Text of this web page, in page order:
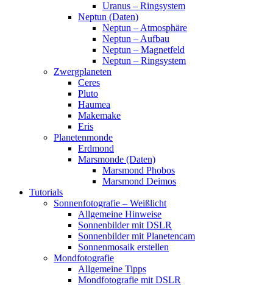
Uranus – Ringsystem
Neptun (Daten)
Neptun – Atmosphäre
Neptun – Aufbau
Neptun – Magnetfeld
Neptun – Ringsystem
Zwergplaneten
Ceres
Pluto
Haumea
Makemake
Eris
Planetenmonde
Erdmond
Marsmonde (Daten)
Marsmond Phobos
Marsmond Deimos
Tutorials
Sonnenfotografie – Weißlicht
Allgemeine Hinweise
Sonnenbilder mit DSLR
Sonnenbilder mit Planetencam
Sonnenmosaik erstellen
Mondfotografie
Allgemeine Tipps
Mondfotografie mit DSLR